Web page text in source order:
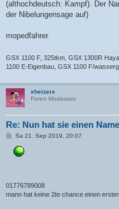
(althochdeutsch: Kampf). Der
der Nibelungensage auf)
mopedfahrer
GSX 1100 F, 325tkm, GSX 1300R
1100 E-Eigenbau, GSX 1100 F/
xheizerx
Foren Moderator
Re: Nun hat sie einen
B
i
t
Sa 21. Sep 2019, 20:07
01776789008
mann hat keine 2te chance einen